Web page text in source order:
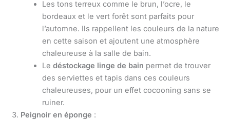
Les tons terreux comme le brun, l’ocre, le
bordeaux et le vert forêt sont parfaits pour
l’automne. Ils rappellent les couleurs de la nature
en cette saison et ajoutent une atmosphère
chaleureuse à la salle de bain.
Le déstockage linge de bain permet de trouver
des serviettes et tapis dans ces couleurs
chaleureuses, pour un effet cocooning sans se
ruiner.
Peignoir en éponge :